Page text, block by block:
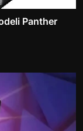
Panther